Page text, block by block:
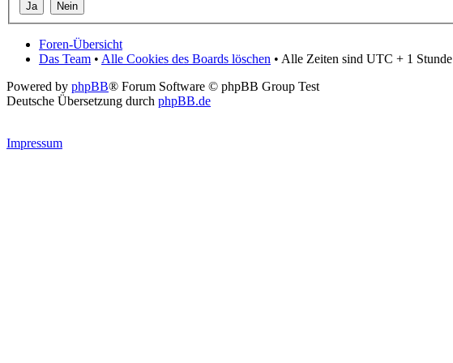
Foren-Übersicht
Das Team • Alle Cookies des Boards löschen • Alle Zeiten sind UTC + 1 Stunde
Powered by phpBB® Forum Software © phpBB Group Test
Deutsche Übersetzung durch phpBB.de
Impressum